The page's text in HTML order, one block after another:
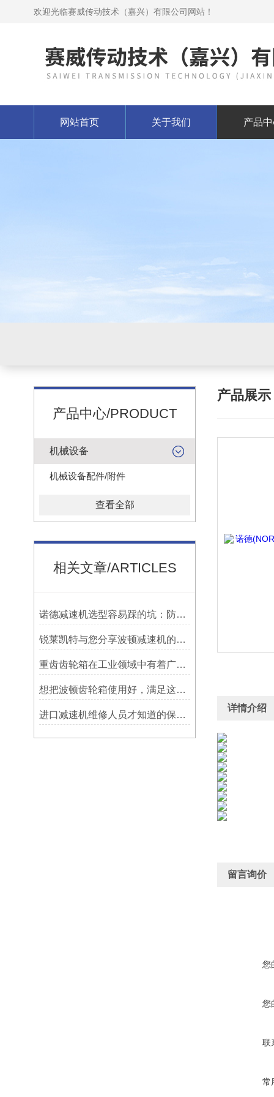
欢迎光临赛威传动技术（嘉兴）有限公司网站！
网站首页 关于我们 产品
产品中心/PRODUCT
机械设备
机械设备配件/附件
查看全部
相关文章/ARTICLES
诺德减速机选型容易踩的坑：防水等级选低了，户外用半年就废
锐莱凯特与您分享波顿减速机的具体使用要求
重齿齿轮箱在工业领域中有着广泛应用
想把波顿齿轮箱使用好，满足这几个小条件就够了
进口减速机维修人员才知道的保养方法，分享给大家
产品展示
详情介绍
留言询价
您
您
联
常